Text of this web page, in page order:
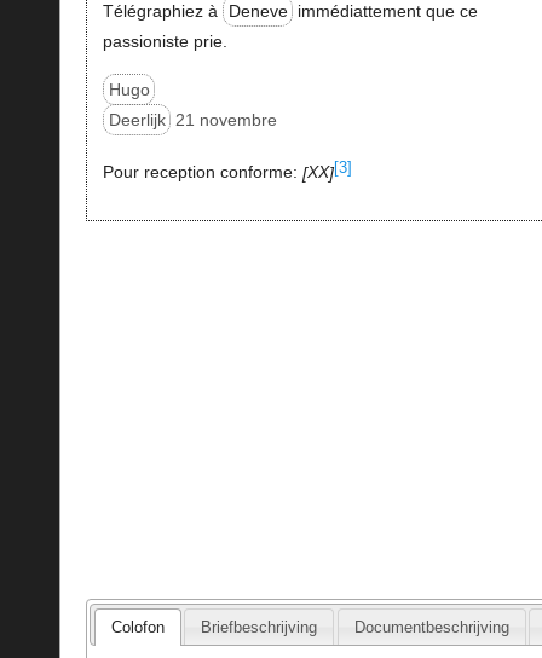
Télégraphiez à Deneve immédiattement que ce
passioniste prie.
Hugo
Deerlijk 21 novembre
Pour reception conforme: XX [3]
Colofon Briefbeschrijving Documentbeschrijving